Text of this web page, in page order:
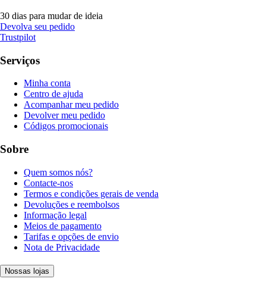
30 dias para mudar de ideia
Devolva seu pedido
Trustpilot
Serviços
Minha conta
Centro de ajuda
Acompanhar meu pedido
Devolver meu pedido
Códigos promocionais
Sobre
Quem somos nós?
Contacte-nos
Termos e condições gerais de venda
Devoluções e reembolsos
Informação legal
Meios de pagamento
Tarifas e opções de envio
Nota de Privacidade
Nossas lojas